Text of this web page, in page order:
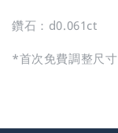
鑽石：d0.061ct
*首次免費調整尺寸